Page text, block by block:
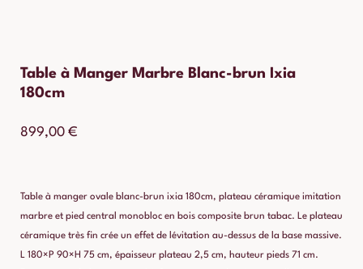
Table à Manger Marbre Blanc-brun Ixia
180cm
899,00 €
Table à manger ovale blanc-brun ixia 180cm, plateau céramique imitation
marbre et pied central monobloc en bois composite brun tabac. Le plateau
céramique très fin crée un effet de lévitation au-dessus de la base massive.
L 180×P 90×H 75 cm, épaisseur plateau 2,5 cm, hauteur pieds 71 cm.